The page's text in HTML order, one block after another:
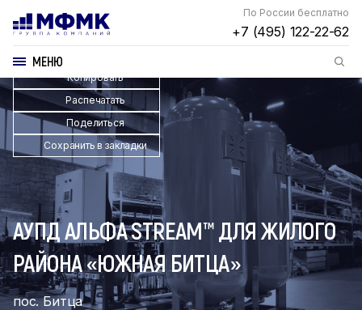
По России бесплатно
+7 (495) 122-22-62
МЕНЮ
Копировать
Распечатать
Поделиться
Сохранить в закладки
АУПД АЛЬФА STREAM™ ДЛЯ ЖИЛОГО
РАЙОНА «ЮЖНАЯ БИТЦА»
пос. Битца